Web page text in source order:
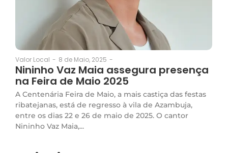
Valor Local - 8 de Maio, 2025 -
Nininho Vaz Maia assegura presença
na Feira de Maio 2025
A Centenária Feira de Maio, a mais castiça das festas
ribatejanas, está de regresso à vila de Azambuja,
entre os dias 22 e 26 de maio de 2025. O cantor
Nininho Vaz Maia,...